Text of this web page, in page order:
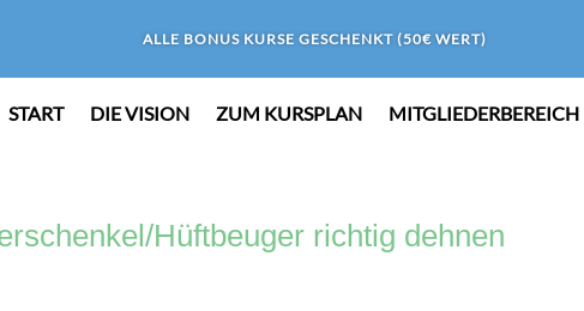
ALLE BONUS KURSE GESCHENKT (50€ WERT)
START DIE VISION ZUM KURSPLAN MITGLIEDERBEREICH
Hüftbeuger richtig dehnen